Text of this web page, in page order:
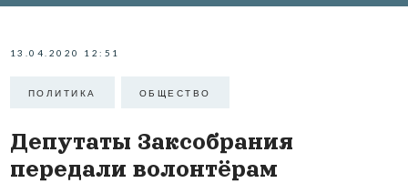
13.04.2020 12:51
ПОЛИТИКА ОБЩЕСТВО
Депутаты Заксобрания
передали волонтёрам